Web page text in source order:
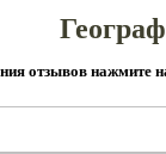
отзывов нажмите